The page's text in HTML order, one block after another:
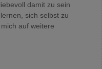
damit zu sein
sich selbst zu
auf weitere